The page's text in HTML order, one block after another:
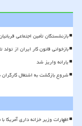
بازنشستگان تأمین اجتماعی
بازخوانی قانون کار ایران از
یارانه واریز شد
شروع بازگشت به اشتغال
اظهارات وزیر خزانه داری